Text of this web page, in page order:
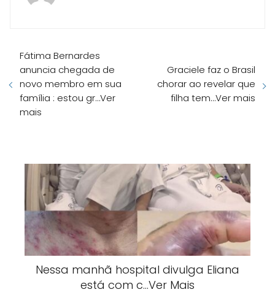
Fátima Bernardes
anuncia chegada de
novo membro em sua
família : estou gr…Ver
mais
Graciele faz o Brasil
chorar ao revelar que
filha tem…Ver mais
Nessa manhã hospital divulga Eliana
está com c…Ver Mais